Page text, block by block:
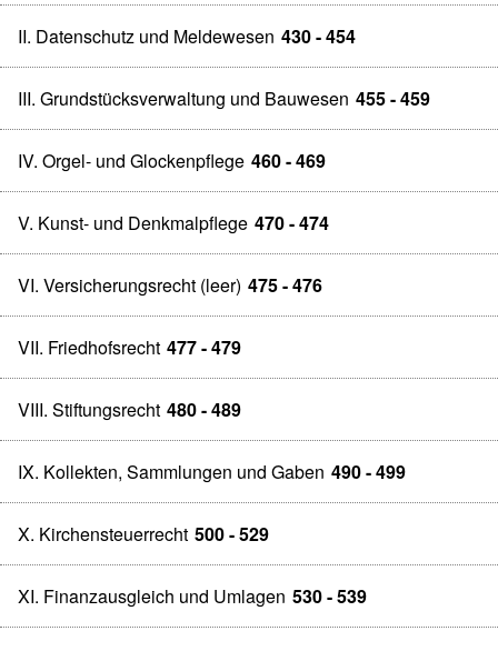
II. Datenschutz und Meldewesen 430 - 454
III. Grundstücksverwaltung und Bauwesen 455 - 459
IV. Orgel- und Glockenpflege 460 - 469
V. Kunst- und Denkmalpflege 470 - 474
VI. Versicherungsrecht (leer) 475 - 476
VII. Friedhofsrecht 477 - 479
VIII. Stiftungsrecht 480 - 489
IX. Kollekten, Sammlungen und Gaben 490 - 499
X. Kirchensteuerrecht 500 - 529
XI. Finanzausgleich und Umlagen 530 - 539